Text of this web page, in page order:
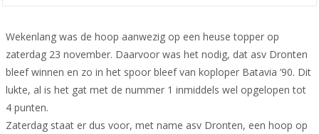
Wekenlang was de hoop aanwezig op een heuse topper op
zaterdag 23 november. Daarvoor was het nodig, dat asv Dronten
bleef winnen en zo in het spoor bleef van koploper Batavia ’90. Dit
lukte, al is het gat met de nummer 1 inmiddels wel opgelopen tot
4 punten.
Zaterdag staat er dus voor, met name asv Dronten, een hoop op